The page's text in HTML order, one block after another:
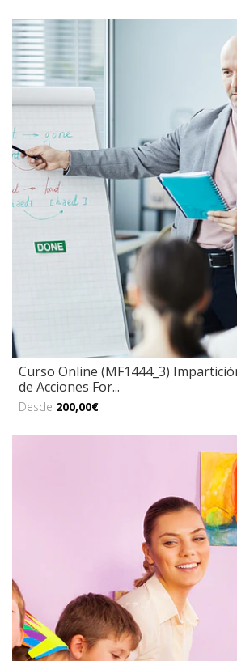
Curso Online (MF1444_3)
de Acciones For...
Desde 200,00€